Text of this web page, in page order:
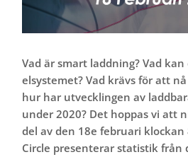
Vad är smart laddning? Vad
elsystemet? Vad krävs för att
hur har utvecklingen av
under 2020? Det hoppas vi att
del av den 18e februari klockan
Circle presenterar statistik från